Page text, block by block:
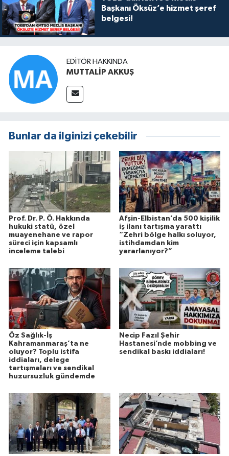
Başkanı Öksüz’e hizmet şeref
belgesi!
EDITÖR HAKKINDA
MUTTALİP AKKUŞ
Bunlar da ilginizi çekebilir
Prof. Dr. P. Ö. Hakkında
hukuki statü, özel
muayenehane ve rapor
süreci için kapsamlı
inceleme talebi
Afşin-Elbistan’da 500 kişilik
iş ilanı tartışma yarattı
“Zehri bölge halkı soluyor,
istihdamdan kim
yararlanıyor?”
Öz Sağlık-İş
Kahramanmaraş’ta ne
oluyor? Toplu istifa
iddiaları, delege
tartışmaları ve sendikal
huzursuzluk gündemde
Necip Fazıl Şehir
Hastanesi’nde mobbing ve
sendikal baskı iddiaları!